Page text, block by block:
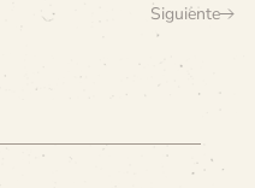
Siguiente